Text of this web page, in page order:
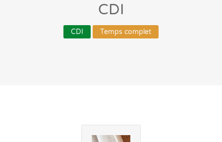
CDI
CDI Temps complet